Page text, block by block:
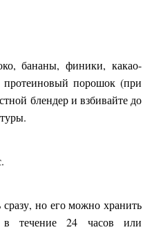
бананы, финики, какао-
порошок (при
блендер и взбивайте до
но его можно хранить
в течение 24 часов или